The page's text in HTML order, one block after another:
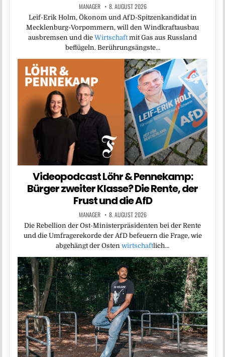
MANAGER 8. AUGUST 2026
Leif-Erik Holm, Ökonom und AfD-Spitzenkandidat in
Mecklenburg-Vorpommern, will den Windkraftausbau
ausbremsen und die Wirtschaftmit Gas aus Russland
beflügeln. Berührungsängste…
Videopodcast Löhr & Pennekamp:
Bürger zweiter Klasse? Die Rente, der
Frust und die AfD
MANAGER 8. AUGUST 2026
Die Rebellion der Ost-Ministerpräsidenten bei der Rente
und die Umfragerekorde der AfD befeuern die Frage, wie
abgehängt der Osten wirtschaftlich…